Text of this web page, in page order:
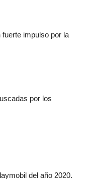
impulso por la
por los
del año 2020.